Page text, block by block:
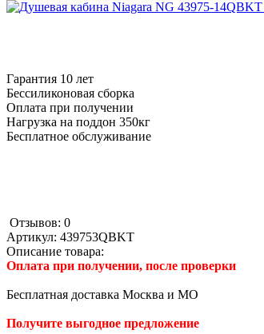
Гарантия 10 лет
Бессиликоновая сборка
Оплата при получении
Нагрузка на поддон 350кг
Бесплатное обслуживание
Отзывов: 0
Артикул: 439753QBKT
Описание товара:
Оплата при получении, после проверки
Бесплатная доставка Москва и МО
Получите выгодное предложение